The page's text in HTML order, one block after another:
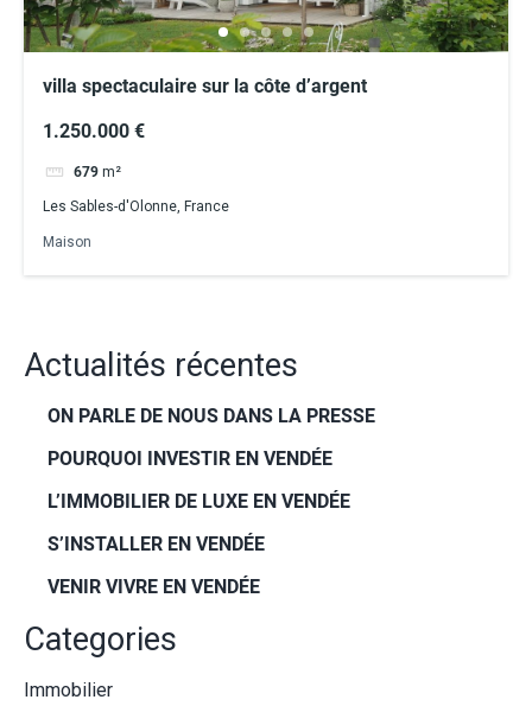
villa spectaculaire sur la côte d’argent
1.250.000 €
679 m²
Les Sables-d'Olonne, France
Maison
Actualités récentes
ON PARLE DE NOUS DANS LA PRESSE
POURQUOI INVESTIR EN VENDÉE
L’IMMOBILIER DE LUXE EN VENDÉE
S’INSTALLER EN VENDÉE
VENIR VIVRE EN VENDÉE
Categories
Immobilier